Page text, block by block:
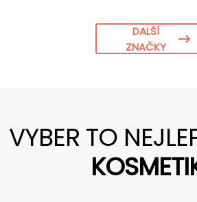
DALŠÍ
ZNAČKY
VYBER TO